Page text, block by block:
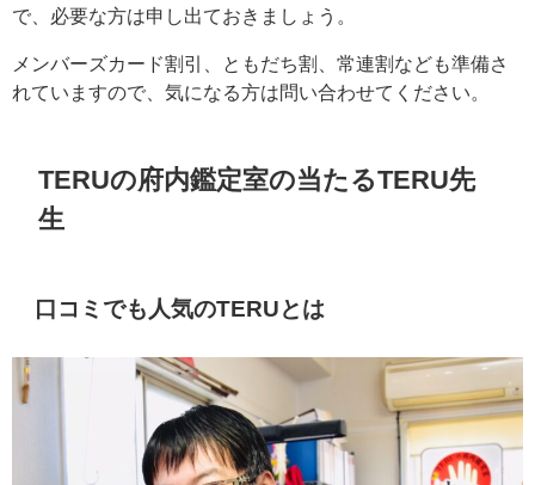
で、必要な方は申し出ておきましょう。
メンバーズカード割引、ともだち割、常連割なども準備さ
れていますので、気になる方は問い合わせてください。
TERUの府内鑑定室の当たるTERU先
生
口コミでも人気のTERUとは